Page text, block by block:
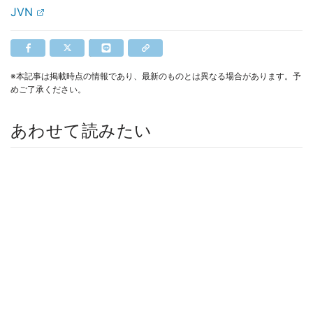
JVN
※本記事は掲載時点の情報であり、最新のものとは異なる場合があります。予
めご了承ください。
あわせて読みたい